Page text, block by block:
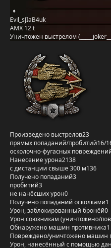
Evil_sJIaB4uk
AMX 12 t
Уничтожен выстрелом
Произведено выстрелов23
прямых попаданий/пробитий16/
осколочно-фугасных
Нанесение урона2138
с дистанции свыше 300 м136
Получено попаданий3
пробитий3
не нанёсших урон0
Получено попаданий осколками1
Урон, заблокированный бронёй0
Урон союзникам (уничтожено/
Обнаружено машин противника1
Повреждено/уничтожено машин
Урон, нанесённый с помощью